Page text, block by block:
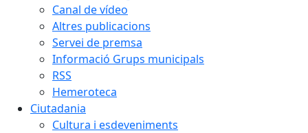
Canal de vídeo
Altres publicacions
Servei de premsa
Informació Grups municipals
RSS
Hemeroteca
Ciutadania
Cultura i esdeveniments